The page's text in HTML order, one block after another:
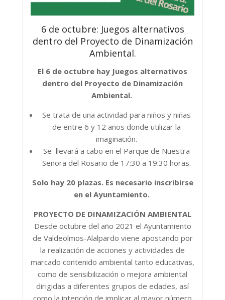
6 de octubre: Juegos alternativos
dentro del Proyecto de Dinamización
Ambiental.
El 6 de octubre hay Juegos alternativos
dentro del Proyecto de Dinamización
Ambiental.
Se trata de una actividad para niños y niñas
de entre 6 y 12 años donde utilizar la
imaginación.
Se llevará a cabo en el Parque de Nuestra
Señora del Rosario de 17:30 a 19:30 horas.
Solo hay 20 plazas. Es necesario inscribirse
en el Ayuntamiento.
PROYECTO DE DINAMIZACIÓN AMBIENTAL
Desde octubre del año 2021 el Ayuntamiento
de Valdeolmos-Alalpardo viene apostando por
la realización de acciones y actividades de
marcado contenido ambiental tanto educativas,
como de sensibilización o mejora ambiental
dirigidas a diferentes grupos de edades, así
como la intención de implicar al mayor número